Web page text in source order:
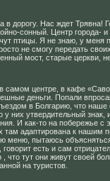
в дорогу. Нас ждет Трявна!
сонный. Центр города-
птицы. Я не знаю, у меня
не смогу передать
мост, старые церкви,
самом центре, в кафе
деньги. Попали
в Болгарию, что наше
у них утвердительный
И как-то на побережье с
там адаптирована к нашим
меню, пытаюсь
есть и сам
что тут они живут своей
на туристов.